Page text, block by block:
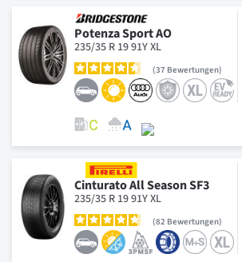
Potenza Sport AO
235/35 R 19 91Y XL
37 Bewertungen
Cinturato All Season SF3
235/35 R 19 91Y XL
82 Bewertungen